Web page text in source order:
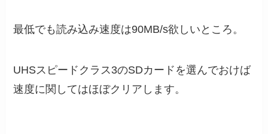
最低でも読み込み速度は90MB/s欲しいところ。
UHSスピードクラス3のSDカードを選んでおけば
速度に関してはほぼクリアします。